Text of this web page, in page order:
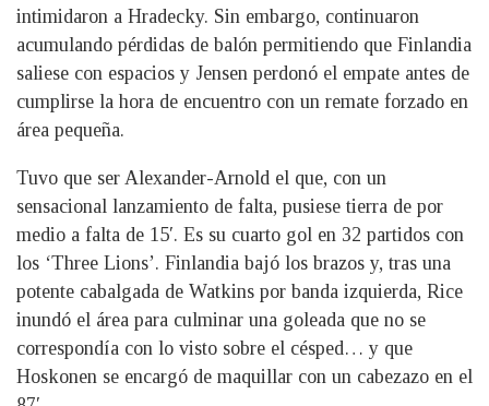
intimidaron a Hradecky. Sin embargo, continuaron
acumulando pérdidas de balón permitiendo que Finlandia
saliese con espacios y Jensen perdonó el empate antes de
cumplirse la hora de encuentro con un remate forzado en
área pequeña.
Tuvo que ser Alexander-Arnold el que, con un
sensacional lanzamiento de falta, pusiese tierra de por
medio a falta de 15′. Es su cuarto gol en 32 partidos con
los ‘Three Lions’. Finlandia bajó los brazos y, tras una
potente cabalgada de Watkins por banda izquierda, Rice
inundó el área para culminar una goleada que no se
correspondía con lo visto sobre el césped… y que
Hoskonen se encargó de maquillar con un cabezazo en el